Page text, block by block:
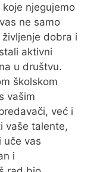
njegujemo
ne samo
dobra i
aktivni
u društvu.
školskom
vašim
već i
vaše talente,
uče vas
i